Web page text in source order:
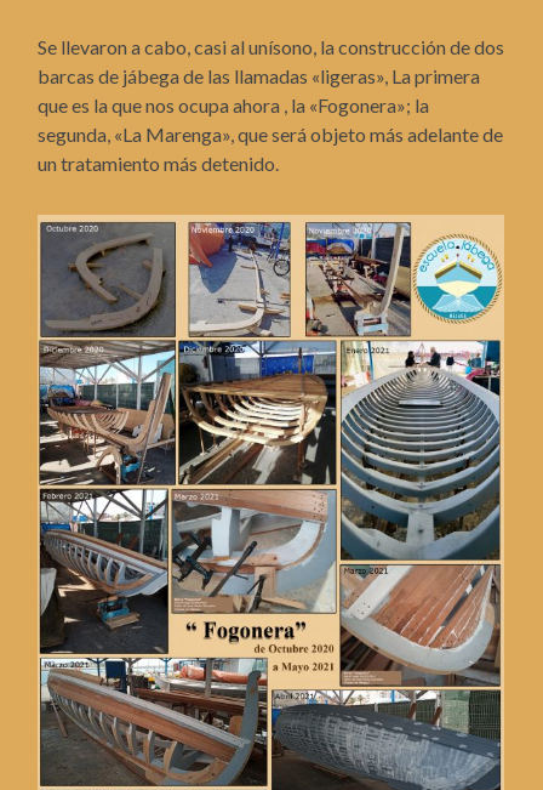
Se llevaron a cabo, casi al unísono, la construcción de dos
barcas de jábega de las llamadas «ligeras», La primera
que es la que nos ocupa ahora , la «Fogonera»; la
segunda, «La Marenga», que será objeto más adelante de
un tratamiento más detenido.